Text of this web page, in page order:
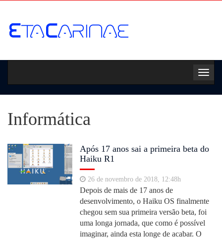
Informática
Após 17 anos sai a primeira beta do
Haiku R1
26 de novembro de 2018, 12:48h
Depois de mais de 17 anos de
desenvolvimento, o Haiku OS finalmente
chegou sem sua primeira versão beta, foi
uma longa jornada, que como é possível
imaginar, ainda esta longe de acabar. O